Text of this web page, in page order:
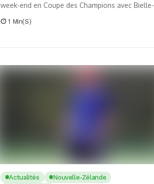
week-end en Coupe des Champions avec Bielle-
1 Min(s)
Actualités
Nouvelle-Zélande